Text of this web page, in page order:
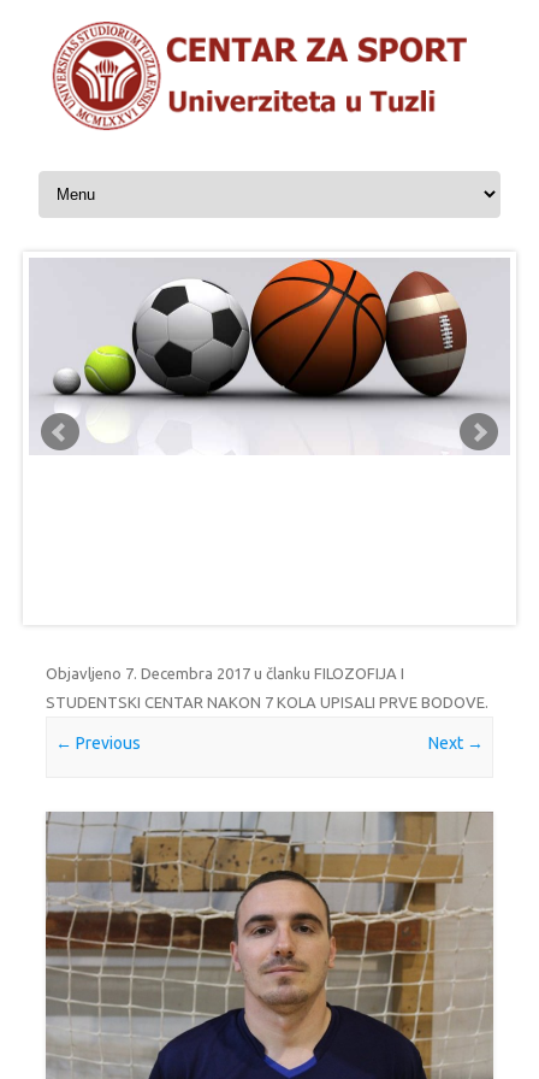
Skip to content
Objavljeno 7. Decembra 2017 u članku FILOZOFIJA I
STUDENTSKI CENTAR NAKON 7 KOLA UPISALI PRVE BODOVE
← Previous Next →